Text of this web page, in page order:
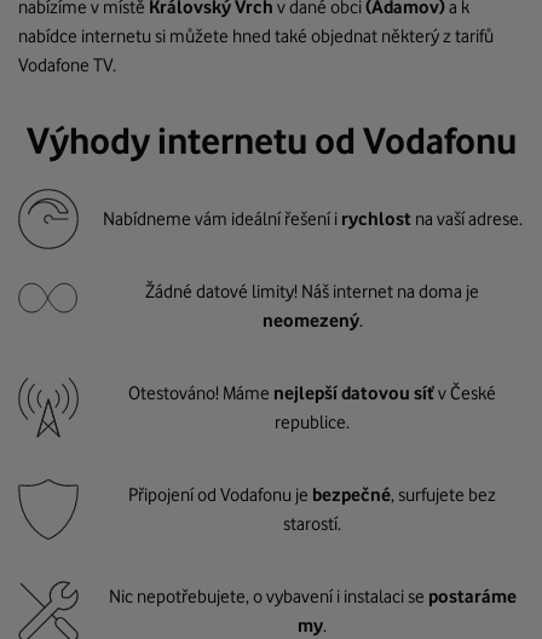
nabízíme v místě Královský Vrch v dané obci(Adamov)a k
nabídce internetu si můžete hned také objednat některý z tarifů
Vodafone TV.
Výhody internetu od Vodafonu
Nabídneme vám ideální řešení i rychlost na vaší adrese.
Žádné datové limity! Náš internet na doma je
neomezený.
Otestováno! Máme nejlepší datovou síťv České
republice.
Připojení od Vodafonu je bezpečné, surfujete bez
starostí.
Nic nepotřebujete, o vybavení i instalaci se postaráme
my.